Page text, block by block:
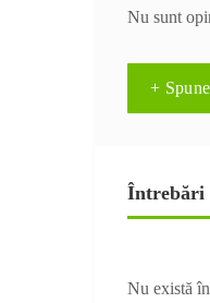
Nu sunt
+
Întrebări
Nu există